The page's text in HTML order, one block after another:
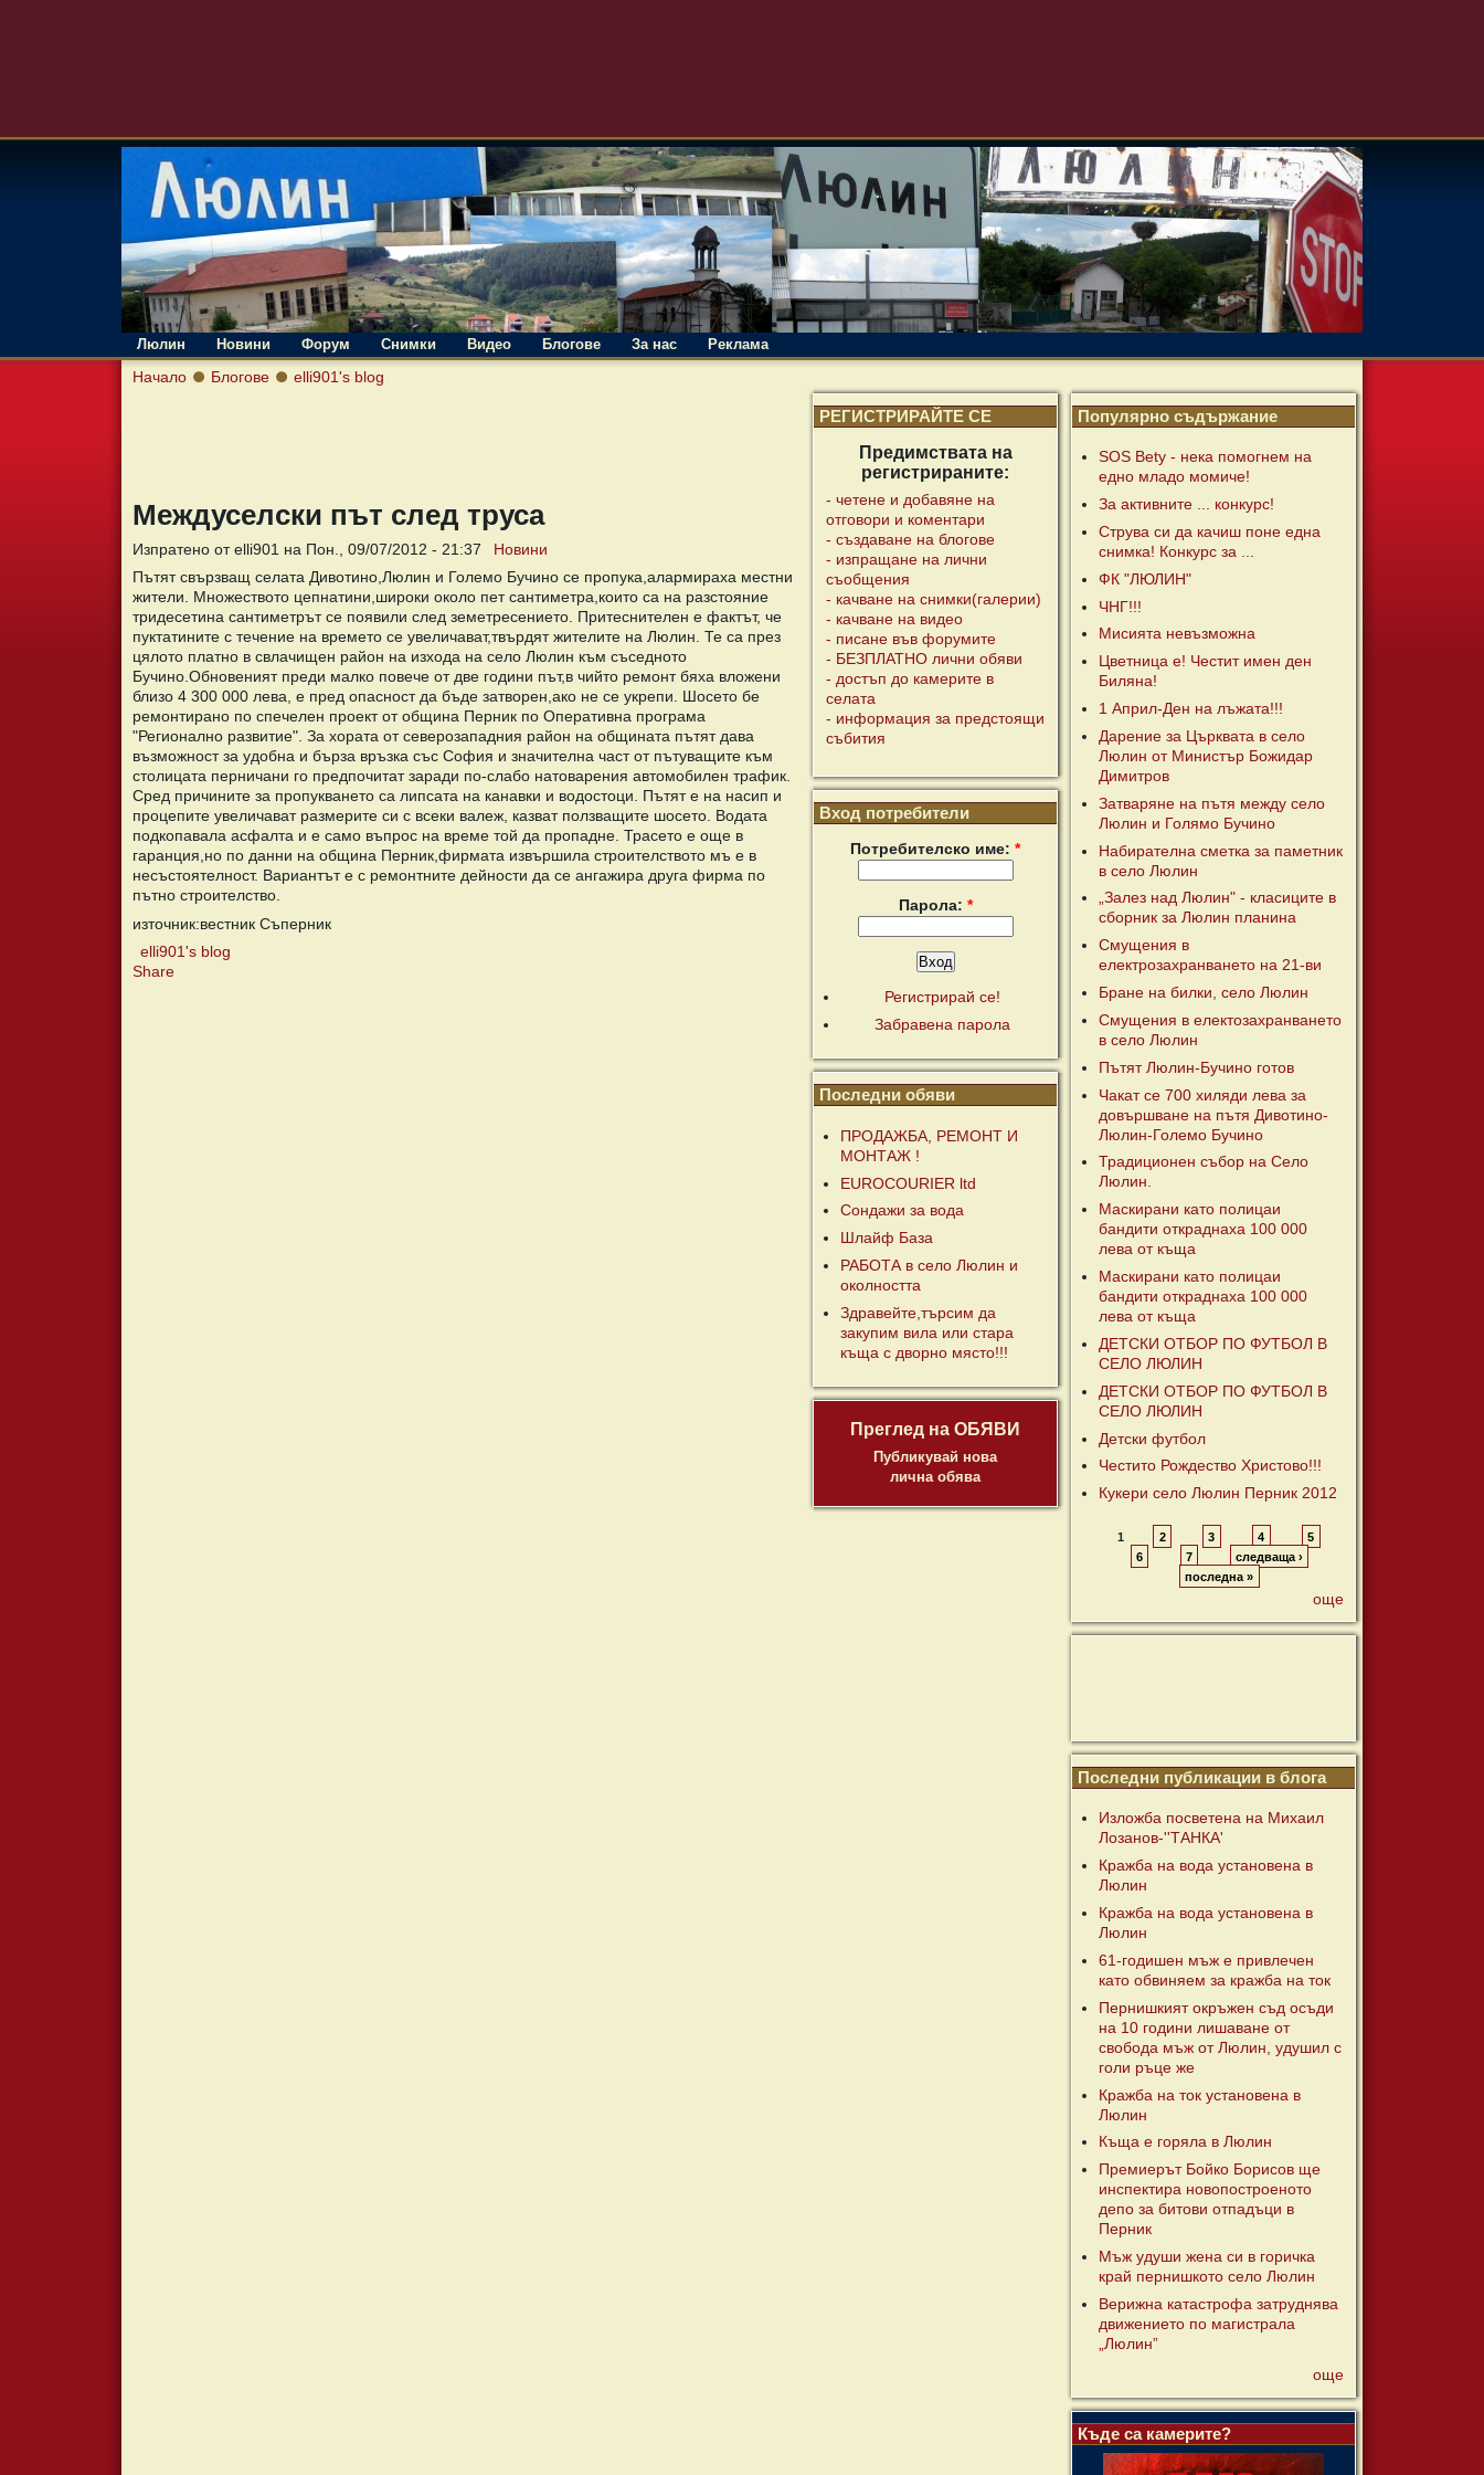
Люлин Новини Форум Снимки Видео Блогове За нас Реклама
Начало Блогове elli901's blog
Популярно съдържание
SOS Bety - нека помогнем на
едно младо момиче!
За активните ... конкурс!
Струва си да качиш поне една
снимка! Конкурс за ...
ФК "ЛЮЛИН"
ЧНГ!!!
Мисията невъзможна
Цветница е! Честит имен ден
Биляна!
1 Април-Ден на лъжата!!!
Дарение за Църквата в село
Люлин от Министър Божидар
Димитров
Затваряне на пътя между село
Люлин и Голямо Бучино
Набирателна сметка за паметник
в село Люлин
„Залез над Люлин" - класиците в
сборник за Люлин планина
Смущения в
електрозахранването на 21-ви
Бране на билки, село Люлин
Смущения в електозахранването
в село Люлин
Пътят Люлин-Бучино готов
Чакат се 700 хиляди лева за
довършване на пътя Дивотино-
Люлин-Големо Бучино
Традиционен събор на Село
Люлин.
Маскирани като полицаи
бандити откраднаха 100 000
лева от къща
Маскирани като полицаи
бандити откраднаха 100 000
лева от къща
ДЕТСКИ ОТБОР ПО ФУТБОЛ В
СЕЛО ЛЮЛИН
ДЕТСКИ ОТБОР ПО ФУТБОЛ В
СЕЛО ЛЮЛИН
Детски футбол
Честито Рождество Христово!!!
Кукери село Люлин Перник 2012
1 2 3 4
5
6
7
следваща ›
последна »
още
Последни публикации в блога
Изложба посветена на Михаил
Лозанов-''ТАНКА'
Кражба на вода установена в
Люлин
Кражба на вода установена в
Люлин
61-годишен мъж е привлечен
като обвиняем за кражба на ток
Пернишкият окръжен съд осъди
на 10 години лишаване от
свобода мъж от Люлин, удушил с
голи ръце же
Кражба на ток установена в
Люлин
Къща е горяла в Люлин
Премиерът Бойко Борисов ще
инспектира новопостроеното
депо за битови отпадъци в
Перник
Мъж удуши жена си в горичка
край пернишкото село Люлин
Верижна катастрофа затруднява
движението по магистрала
„Люлин”
още
Къде са камерите?
РЕГИСТРИРАЙТЕ СЕ
Предимствата на
регистрираните:
- четене и добавяне на
отговори и коментари
- създаване на блогове
- изпращане на лични
съобщения
- качване на снимки(галерии)
- качване на видео
- писане във форумите
- БЕЗПЛАТНО лични обяви
- достъп до камерите в
селата
- информация за предстоящи
събития
Вход потребители
Потребителско име: *
Парола: *
Регистрирай се!
Забравена парола
Последни обяви
ПРОДАЖБА, РЕМОНТ И
МОНТАЖ !
EUROCOURIER ltd
Сондажи за вода
Шлайф База
РАБОТА в село Люлин и
околността
Здравейте,търсим да
закупим вила или стара
къща с дворно място!!!
Преглед на ОБЯВИ
Публикувай нова
лична обява
Междуселски път след труса
Изпратено от elli901 на Пон., 09/07/2012 - 21:37
Новини
Пътят свързващ селата Дивотино,Люлин и Големо Бучино се пропука,алармираха местни
жители. Множеството цепнатини,широки около пет сантиметра,които са на разстояние
тридесетина сантиметрът се появили след земетресението. Притеснителен е фактът, че
пуктатините с течение на времето се увеличават,твърдят жителите на Люлин. Те са през
цялото платно в свлачищен район на изхода на село Люлин към съседното
Бучино.Обновеният преди малко повече от две години път,в чийто ремонт бяха вложени
близо 4 300 000 лева, е пред опасност да бъде затворен,ако не се укрепи. Шосето бе
ремонтирано по спечелен проект от община Перник по Оперативна програма
"Регионално развитие". За хората от северозападния район на общината пътят дава
възможност за удобна и бърза връзка със София и значителна част от пътуващите към
столицата перничани го предпочитат заради по-слабо натоварения автомобилен трафик.
Сред причините за пропукването са липсата на канавки и водостоци. Пътят е на насип и
процепите увеличават размерите си с всеки валеж, казват ползващите шосето. Водата
подкопавала асфалта и е само въпрос на време той да пропадне. Трасето е още в
гаранция,но по данни на община Перник,фирмата извършила строителството мъ е в
несъстоятелност. Вариантът е с ремонтните дейности да се ангажира друга фирма по
пътно строителство.
източник:вестник Съперник
elli901's blog
Share